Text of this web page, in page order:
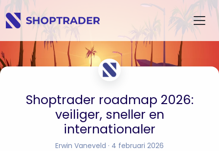
Shoptrader roadmap 2026:
veiliger, sneller en
internationaler
Erwin Vaneveld · 4 februari 2026